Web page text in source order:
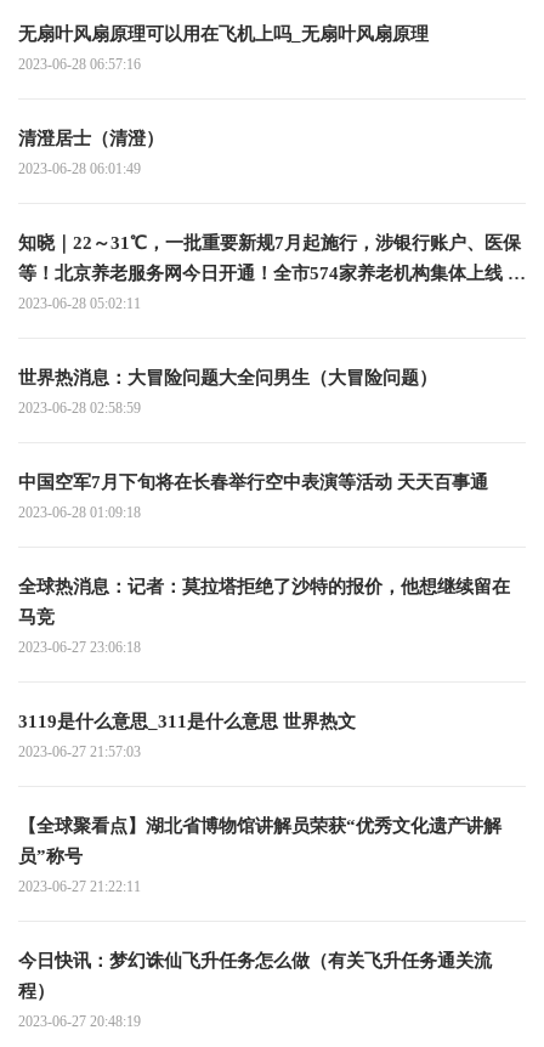
无扇叶风扇原理可以用在飞机上吗_无扇叶风扇原理
2023-06-28 06:57:16
清澄居士（清澄）
2023-06-28 06:01:49
知晓｜22～31℃，一批重要新规7月起施行，涉银行账户、医保
等！北京养老服务网今日开通！全市574家养老机构集体上线 全
球实时
2023-06-28 05:02:11
世界热消息：大冒险问题大全问男生（大冒险问题）
2023-06-28 02:58:59
中国空军7月下旬将在长春举行空中表演等活动 天天百事通
2023-06-28 01:09:18
全球热消息：记者：莫拉塔拒绝了沙特的报价，他想继续留在
马竞
2023-06-27 23:06:18
3119是什么意思_311是什么意思 世界热文
2023-06-27 21:57:03
【全球聚看点】湖北省博物馆讲解员荣获“优秀文化遗产讲解
员”称号
2023-06-27 21:22:11
今日快讯：梦幻诛仙飞升任务怎么做（有关飞升任务通关流
程）
2023-06-27 20:48:19